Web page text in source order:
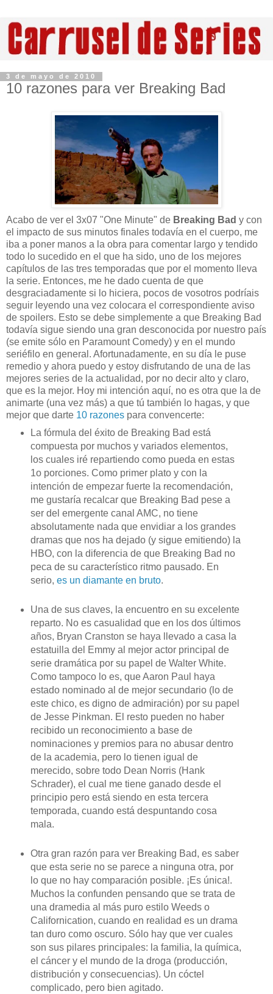
3 de mayo de 2010
10 razones para ver Breaking Bad
Acabo de ver el 3x07 "One Minute" de Breaking Bad y con
el impacto de sus minutos finales todavía en el cuerpo, me
iba a poner manos a la obra para comentar largo y tendido
todo lo sucedido en el que ha sido, uno de los mejores
capítulos de las tres temporadas que por el momento lleva
la serie. Entonces, me he dado cuenta de que
desgraciadamente si lo hiciera, pocos de vosotros podríais
seguir leyendo una vez colocara el correspondiente aviso
de spoilers. Esto se debe simplemente a que Breaking Bad
todavía sigue siendo una gran desconocida por nuestro país
(se emite sólo en Paramount Comedy) y en el mundo
seriéfilo en general. Afortunadamente, en su día le puse
remedio y ahora puedo y estoy disfrutando de una de las
mejores series de la actualidad, por no decir alto y claro,
que es la mejor. Hoy mi intención aquí, no es otra que la de
animarte (una vez más) a que tú también lo hagas, y que
mejor que darte 10 razones para convencerte:
La fórmula del éxito de Breaking Bad está
compuesta por muchos y variados elementos,
los cuales iré repartiendo como pueda en estas
1o porciones. Como primer plato y con la
intención de empezar fuerte la recomendación,
me gustaría recalcar que Breaking Bad pese a
ser del emergente canal AMC, no tiene
absolutamente nada que envidiar a los grandes
dramas que nos ha dejado (y sigue emitiendo) la
HBO, con la diferencia de que Breaking Bad no
peca de su característico ritmo pausado. En
serio, es un diamante en bruto.
Una de sus claves, la encuentro en su excelente
reparto. No es casualidad que en los dos últimos
años, Bryan Cranston se haya llevado a casa la
estatuilla del Emmy al mejor actor principal de
serie dramática por su papel de Walter White.
Como tampoco lo es, que Aaron Paul haya
estado nominado al de mejor secundario (lo de
este chico, es digno de admiración) por su papel
de Jesse Pinkman. El resto pueden no haber
recibido un reconocimiento a base de
nominaciones y premios para no abusar dentro
de la academia, pero lo tienen igual de
merecido, sobre todo Dean Norris (Hank
Schrader), el cual me tiene ganado desde el
principio pero está siendo en esta tercera
temporada, cuando está despuntando cosa
mala.
Otra gran razón para ver Breaking Bad, es saber
que esta serie no se parece a ninguna otra, por
lo que no hay comparación posible. ¡Es única!.
Muchos la confunden pensando que se trata de
una dramedia al más puro estilo Weeds o
Californication, cuando en realidad es un drama
tan duro como oscuro. Sólo hay que ver cuales
son sus pilares principales: la familia, la química,
el cáncer y el mundo de la droga (producción,
distribución y consecuencias). Un cóctel
complicado, pero bien agitado.